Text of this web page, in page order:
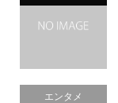
エンタメ